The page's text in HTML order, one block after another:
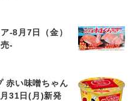
-8月7日（金）
-
赤い味噌ちゃん
31日(月)新発